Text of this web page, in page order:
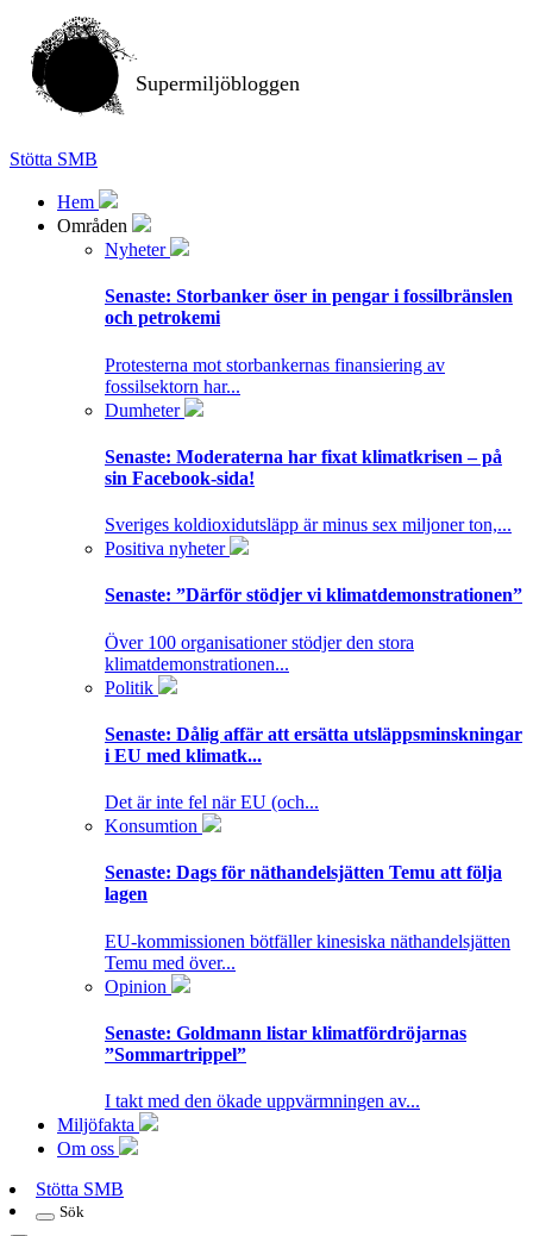
Supermiljöbloggen
Stötta SMB
Hem
Områden
Nyheter
Senaste: Storbanker öser in pengar i fossilbränslen
och petrokemi
Protesterna mot storbankernas finansiering av
fossilsektorn har...
Dumheter
Senaste: Moderaterna har fixat klimatkrisen – på
sin Facebook-sida!
Sveriges koldioxidutsläpp är minus sex miljoner ton,...
Positiva nyheter
Senaste: ”Därför stödjer vi klimatdemonstrationen”
Över 100 organisationer stödjer den stora
klimatdemonstrationen...
Politik
Senaste: Dålig affär att ersätta utsläppsminskningar
i EU med klimatk...
Det är inte fel när EU (och...
Konsumtion
Senaste: Dags för näthandelsjätten Temu att följa
lagen
EU-kommissionen bötfäller kinesiska näthandelsjätten
Temu med över...
Opinion
Senaste: Goldmann listar klimatfördröjarnas
”Sommartrippel”
I takt med den ökade uppvärmningen av...
Miljöfakta
Om oss
Stötta SMB
Sök